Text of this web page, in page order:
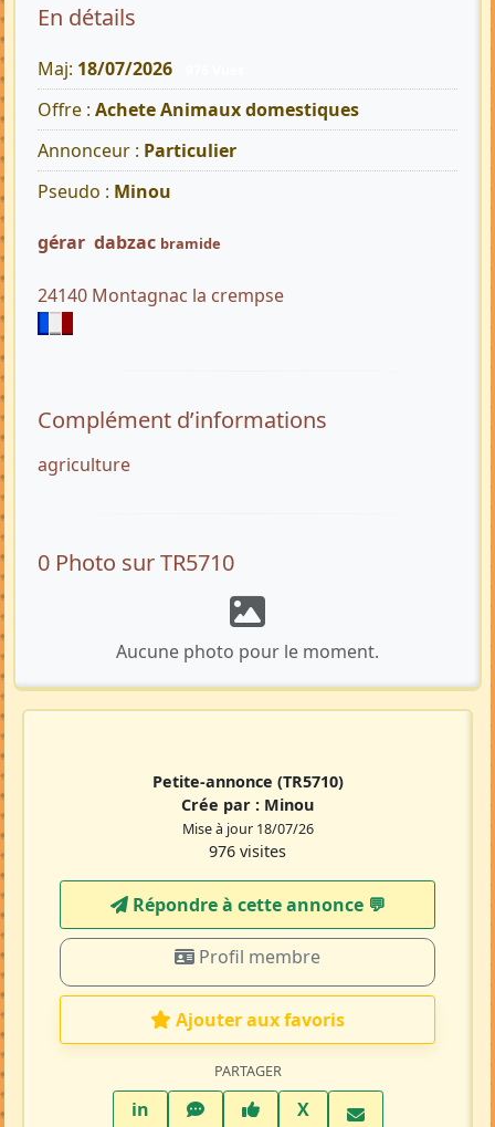
En détails
Maj: 18/07/2026
Offre : Achete Animaux domestiques
Annonceur : Particulier
Pseudo : Minou
gérar dabzac bramide
24140 Montagnac la crempse
Complément d’informations
agriculture
0 Photo sur TR5710
Aucune photo pour le moment.
Petite-annonce (TR5710)
Crée par : Minou
Mise à jour 18/07/26
976 visites
Répondre à cette annonce 💬​
Profil membre
Ajouter aux favoris
PARTAGER
inLinkedInWhatsAppFacebook
XTwitter X